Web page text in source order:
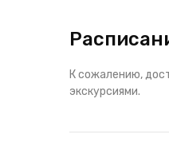
К сожалению,
экскурсиями.